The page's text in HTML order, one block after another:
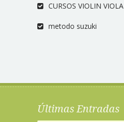
CURSOS VIOLIN VIOLA
metodo suzuki
Últimas Entradas